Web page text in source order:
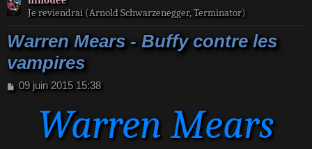
Je reviendrai (Arnold Schwarzenegger, Terminator)
Warren Mears - Buffy contre les
vampires
M
09 juin 2015 15:38
Warren Mears